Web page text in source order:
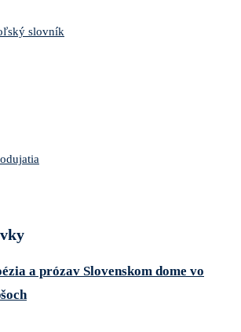
slovník
a prózav Slovenskom dome vo